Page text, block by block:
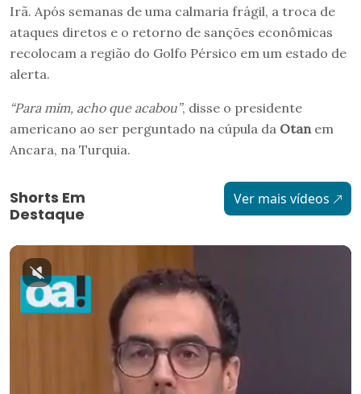
Irã. Após semanas de uma calmaria frágil, a troca de
ataques diretos e o retorno de sanções econômicas
recolocam a região do Golfo Pérsico em um estado de
alerta.
“Para mim, acho que acabou”, disse o presidente
americano ao ser perguntado na cúpula da Otanem
Ancara, na Turquia.
Shorts Em
Destaque
Ver mais vídeos